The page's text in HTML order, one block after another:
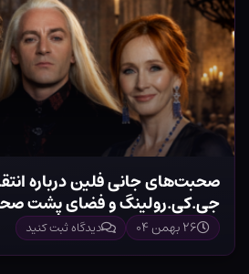
صحبت‌های جانی فلین درباره
جی.کی.رولینگ و فضای پشت
۲۶ بهمن ۰۴ دیدگاه ثبت کنید